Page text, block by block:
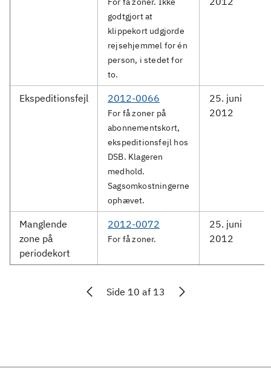
godtgjort at
klippekort udgjorde
rejsehjemmel for én
person, i stedet for
to.
Ekspeditionsfejl 2012-0066
For få zoner på
abonnementskort,
ekspeditionsfejl hos
DSB. Klageren
medhold.
Sagsomkostningerne
ophævet.
25. juni
2012
Manglende
zone på
periodekort
2012-0072
For få zoner.
25. juni
2012
Side 10 af 13